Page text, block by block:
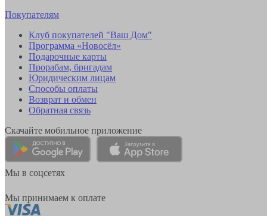
Покупателям
Клуб покупателей "Ваш Дом"
Программа «Новосёл»
Подарочные карты
Прорабам, бригадам
Юридическим лицам
Способы оплаты
Возврат и обмен
Обратная связь
Скачайте мобильное приложение
Мы в соцсетях
Мы принимаем к оплате